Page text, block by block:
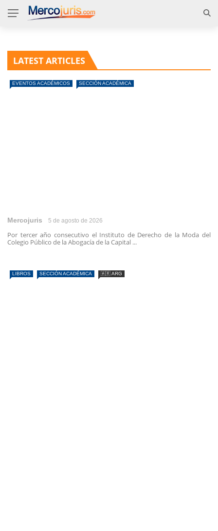
LATEST ARTICLES
EVENTOS ACADÉMICOS SECCIÓN ACADÉMICA
Mercojuris 5 de agosto de 2026
Por tercer año consecutivo el Instituto de Derecho de la Moda del
Colegio Público de la Abogacía de la Capital ...
LIBROS SECCIÓN ACADÉMICA 🇦🇷 ARG